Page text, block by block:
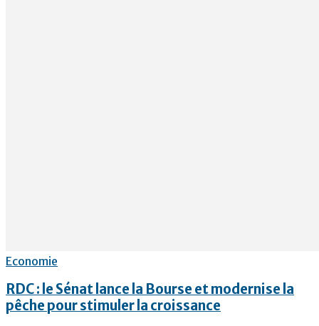
Economie
RDC : le Sénat lance la Bourse et modernise la
pêche pour stimuler la croissance